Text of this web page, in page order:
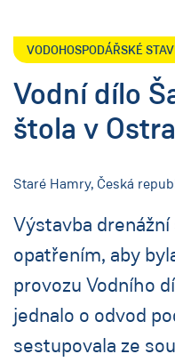
VODOHOSPODÁŘSKÉ
Vodní dílo
štola v
Staré Hamry, Česká
Výstavba
opatřením, aby
provozu Vodního
jednalo o odvod
sestupovala ze